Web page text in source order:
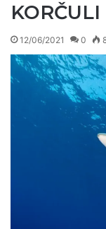
KORČULI
12/06/2021 0